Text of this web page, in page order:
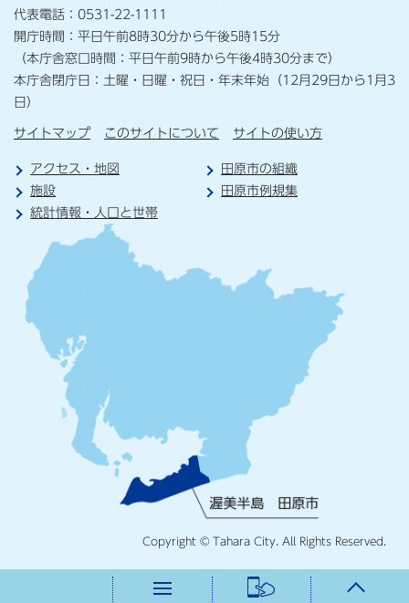
代表電話：0531-22-1111
開庁時間：平日午前8時30分から午後5時15分
（本庁舎窓口時間：平日午前9時から午後4時30分まで）
本庁舎閉庁日：土曜・日曜・祝日・年末年始（12月29日から1月3
日）
サイトマップ このサイトについて サイトの使い方
アクセス・地図
田原市の組織
施設
田原市例規集
統計情報・人口と世帯
Copyright © Tahara City. All Rights Reserved.